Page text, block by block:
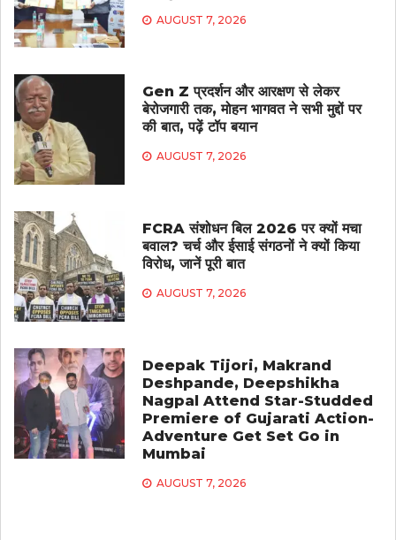
AUGUST 7, 2026
Gen Z प्रदर्शन और आरक्षण से लेकर
बेरोजगारी तक, मोहन भागवत ने सभी मुद्दों पर
की बात, पढ़ें टॉप बयान
AUGUST 7, 2026
FCRA संशोधन बिल 2026 पर क्यों मचा
बवाल? चर्च और ईसाई संगठनों ने क्यों किया
विरोध, जानें पूरी बात
AUGUST 7, 2026
Deepak Tijori, Makrand
Deshpande, Deepshikha
Nagpal Attend Star-Studded
Premiere of Gujarati Action-
Adventure Get Set Go in
Mumbai
AUGUST 7, 2026